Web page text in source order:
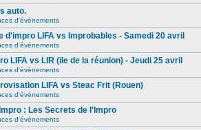
auto.
d'événements
d'impro LIFA vs Improbables - Samedi 20 avril
d'événements
LIFA vs LIR (ile de la réunion) - Jeudi 25 avril
d'événements
LIFA vs Steac Frit (Rouen)
d'événements
: Les Secrets de l'Impro
d'événements